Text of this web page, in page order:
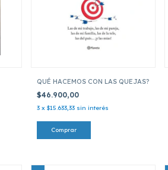
QUÉ HACEMOS CON LAS QUEJAS?
$46.900,00
3 x $15.633,33 sin interés